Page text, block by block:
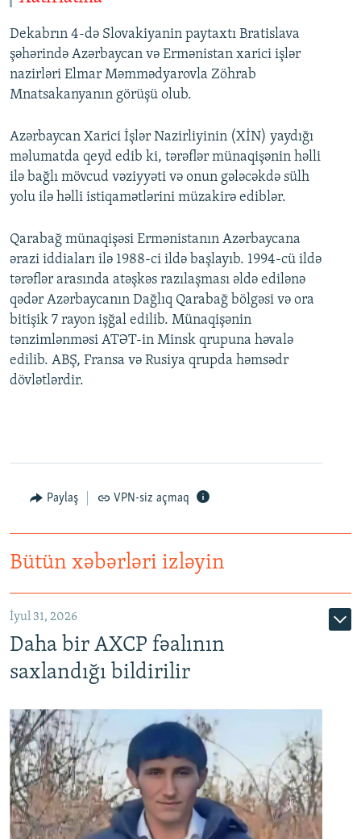
Dekabrın 4-də Slovakiyanin paytaxtı Bratislava
şəhərində Azərbaycan və Ermənistan xarici işlər
nazirləri Elmar Məmmədyarovla Zöhrab
Mnatsakanyanın görüşü olub.
Azərbaycan Xarici İşlər Nazirliyinin (XİN) yaydığı
məlumatda qeyd edib ki, tərəflər münaqişənin həlli
ilə bağlı mövcud vəziyyəti və onun gələcəkdə sülh
yolu ilə həlli istiqamətlərini müzakirə ediblər.
Qarabağ münaqişəsi Ermənistanın Azərbaycana
ərazi iddiaları ilə 1988-ci ildə başlayıb. 1994-cü ildə
tərəflər arasında atəşkəs razılaşması əldə edilənə
qədər Azərbaycanın Dağlıq Qarabağ bölgəsi və ora
bitişik 7 rayon işğal edilib. Münaqişənin
tənzimlənməsi ATƏT-in Minsk qrupuna həvalə
edilib. ABŞ, Fransa və Rusiya qrupda həmsədr
dövlətlərdir.
Paylaş VPN-siz açmaq
Bütün xəbərləri izləyin
İyul 31, 2026
Daha bir AXCP fəalının
saxlandığı bildirilir